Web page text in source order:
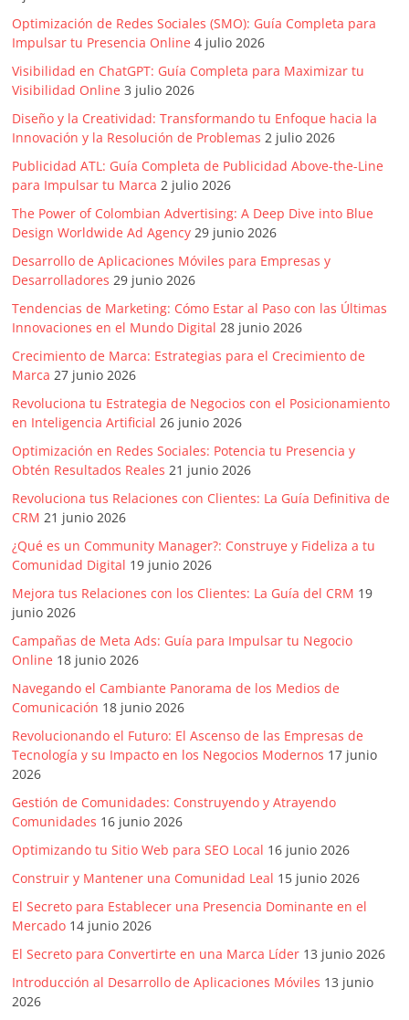
Agencias,
Empresas,
Negocios,
Tendencias,
Trendings,
Dinero,
Economía,
Diseño
Web,
Móviles,
Estrategias
Estrategias
Alianzas,
Clientes,
Innovación,
Tecnología,
Noticias,
Artículos,
Gente,
Contenidos
de
Calidad,
de
Mercadotecnia,
Eventos
Publicitarios,
Colecciónes,
Marcas,
Insigns,
TV,
Radio,
Creatividad,
SEO,
SEM,
Free
Press,
RRPP,
Spots,
Comerciales,
Periodismo,
Revistas,
Magazines
Optimización de Redes Sociales (SMO): Guía Completa para
Impulsar tu Presencia Online 4 julio 2026
Visibilidad en ChatGPT: Guía Completa para Maximizar tu
Visibilidad Online 3 julio 2026
Diseño y la Creatividad: Transformando tu Enfoque hacia la
Innovación y la Resolución de Problemas 2 julio 2026
Publicidad ATL: Guía Completa de Publicidad Above-the-Line
para Impulsar tu Marca 2 julio 2026
The Power of Colombian Advertising: A Deep Dive into Blue
Design Worldwide Ad Agency 29 junio 2026
Desarrollo de Aplicaciones Móviles para Empresas y
Desarrolladores 29 junio 2026
Tendencias de Marketing: Cómo Estar al Paso con las Últimas
Innovaciones en el Mundo Digital 28 junio 2026
Crecimiento de Marca: Estrategias para el Crecimiento de
Marca 27 junio 2026
Revoluciona tu Estrategia de Negocios con el Posicionamiento
en Inteligencia Artificial 26 junio 2026
Optimización en Redes Sociales: Potencia tu Presencia y
Obtén Resultados Reales 21 junio 2026
Revoluciona tus Relaciones con Clientes: La Guía Definitiva de
CRM 21 junio 2026
¿Qué es un Community Manager?: Construye y Fideliza a tu
Comunidad Digital 19 junio 2026
Mejora tus Relaciones con los Clientes: La Guía del CRM 19
junio 2026
Campañas de Meta Ads: Guía para Impulsar tu Negocio
Online 18 junio 2026
Navegando el Cambiante Panorama de los Medios de
Comunicación 18 junio 2026
Revolucionando el Futuro: El Ascenso de las Empresas de
Tecnología y su Impacto en los Negocios Modernos 17 junio
2026
Gestión de Comunidades: Construyendo y Atrayendo
Comunidades 16 junio 2026
Optimizando tu Sitio Web para SEO Local 16 junio 2026
Construir y Mantener una Comunidad Leal 15 junio 2026
El Secreto para Establecer una Presencia Dominante en el
Mercado 14 junio 2026
El Secreto para Convertirte en una Marca Líder 13 junio 2026
Introducción al Desarrollo de Aplicaciones Móviles 13 junio
2026